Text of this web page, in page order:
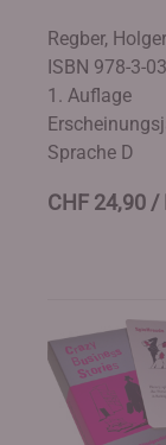
Regber,
ISBN 978-3-
1. Auflage
Sprache D
CHF 24,90 /